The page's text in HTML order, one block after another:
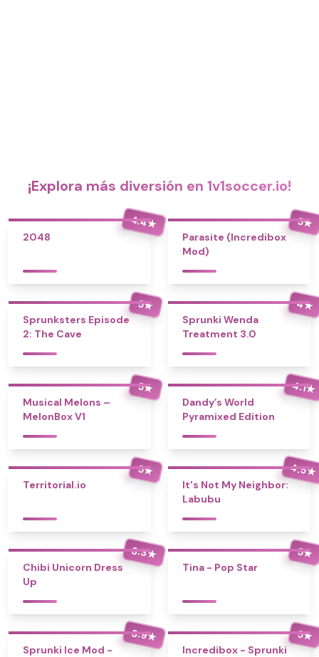
¡Explora más diversión en 1v1soccer.io!
4.4★
2048
5★
Parasite (Incredibox
Mod)
5★
Sprunksters Episode
2: The Cave
4★
Sprunki Wenda
Treatment 3.0
5★
Musical Melons –
MelonBox V1
4.1★
Dandy’s World
Pyramixed Edition
5★
Territorial.io
4.5★
It's Not My Neighbor:
Labubu
3.3★
Chibi Unicorn Dress
Up
5★
Tina - Pop Star
3.9★
Sprunki Ice Mod -
5★
Incredibox - Sprunki